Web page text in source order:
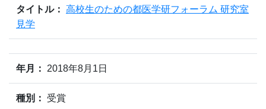
タイトル： 高校生のための都医学研フォーラム 研究室
見学
年月： 2018年8月1日
種別： 受賞